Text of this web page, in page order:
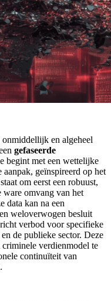
en algeheel
gefaseerde
begint met een wettelijke
geïnspireerd op het
om eerst een robuust,
omvang van het
data kan na een
weloverwogen besluit
verbod voor specifieke
de publieke sector. Deze
criminele verdienmodel te
continuïteit van